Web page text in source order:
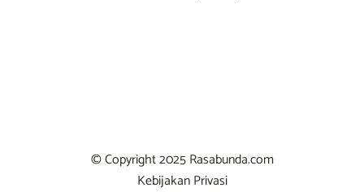
© Copyright 2025 Rasabunda.com
Kebijakan Privasi